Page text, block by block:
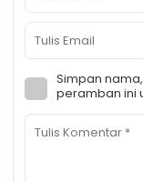
Simpan
peramban ini